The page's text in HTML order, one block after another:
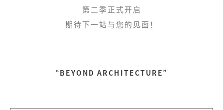
第二季正式开启
期待下一站与您的见面！
“BEYOND ARCHITECTURE”